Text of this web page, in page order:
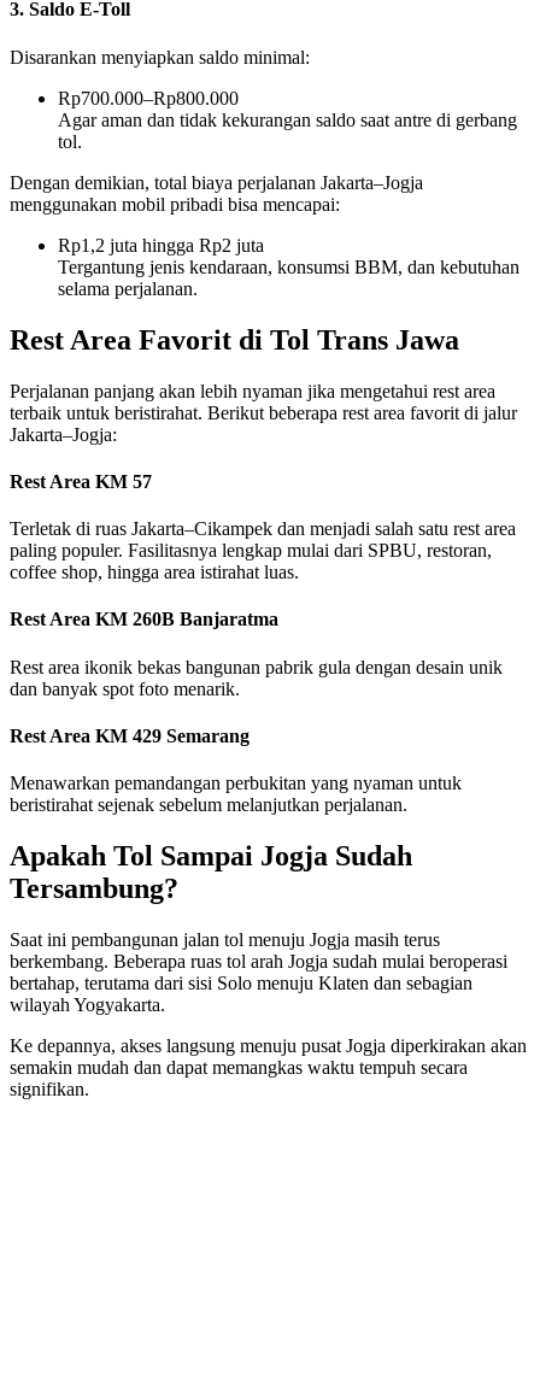
3. Saldo E-Toll
Disarankan menyiapkan saldo minimal:
Rp700.000–Rp800.000
Agar aman dan tidak kekurangan saldo saat antre di gerbang
tol.
Dengan demikian, total biaya perjalanan Jakarta–Jogja
menggunakan mobil pribadi bisa mencapai:
Rp1,2 juta hingga Rp2 juta
Tergantung jenis kendaraan, konsumsi BBM, dan kebutuhan
selama perjalanan.
Rest Area Favorit di Tol Trans Jawa
Perjalanan panjang akan lebih nyaman jika mengetahui rest area
terbaik untuk beristirahat. Berikut beberapa rest area favorit di jalur
Jakarta–Jogja:
Rest Area KM 57
Terletak di ruas Jakarta–Cikampek dan menjadi salah satu rest area
paling populer. Fasilitasnya lengkap mulai dari SPBU, restoran,
coffee shop, hingga area istirahat luas.
Rest Area KM 260B Banjaratma
Rest area ikonik bekas bangunan pabrik gula dengan desain unik
dan banyak spot foto menarik.
Rest Area KM 429 Semarang
Menawarkan pemandangan perbukitan yang nyaman untuk
beristirahat sejenak sebelum melanjutkan perjalanan.
Apakah Tol Sampai Jogja Sudah
Tersambung?
Saat ini pembangunan jalan tol menuju Jogja masih terus
berkembang. Beberapa ruas tol arah Jogja sudah mulai beroperasi
bertahap, terutama dari sisi Solo menuju Klaten dan sebagian
wilayah Yogyakarta.
Ke depannya, akses langsung menuju pusat Jogja diperkirakan akan
semakin mudah dan dapat memangkas waktu tempuh secara
signifikan.